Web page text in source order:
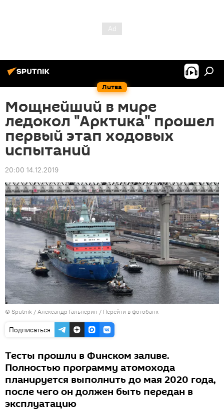
Литва
Мощнейший в мире
ледокол "Арктика" прошел
первый этап ходовых
испытаний
20:00 14.12.2019
© Sputnik / Александр Гальперин / Перейти в фотобанк
Подписаться
Тесты прошли в Финском заливе.
Полностью программу атомохода
планируется выполнить до мая 2020 года,
после чего он должен быть передан в
эксплуатацию